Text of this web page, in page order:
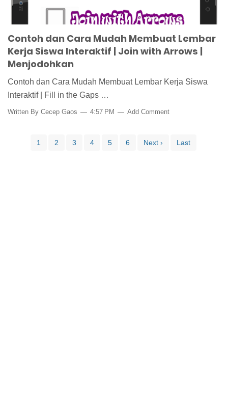
Contoh dan Cara Mudah Membuat Lembar
Kerja Siswa Interaktif | Join with Arrows |
Menjodohkan
Contoh dan Cara Mudah Membuat Lembar Kerja Siswa
Interaktif | Fill in the Gaps …
Written By Cecep Gaos 4:57 PM Add Comment
1 2 3 4 5 6 Next › Last